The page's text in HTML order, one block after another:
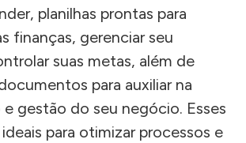
planilhas prontas para
finanças, gerenciar seu
suas metas, além de
para auxiliar na
gestão do seu negócio. Esses
para otimizar processos e